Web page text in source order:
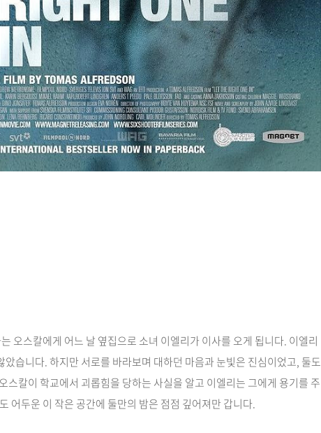
오스칼에게 어느 날 옆집으로 소녀 이엘리가 이사를 오게 됩니다. 이엘리
습니다. 하지만 서로를 바라보며 대하던 마음과 눈빛은 진심이었고, 둘도
스칼이 학교에서 괴롭힘을 당하는 사실을 알고 이엘리는 그에게 용기를 주
어두운 이 작은 공간에 둘만의 밤은 점점 깊어져만 갑니다.